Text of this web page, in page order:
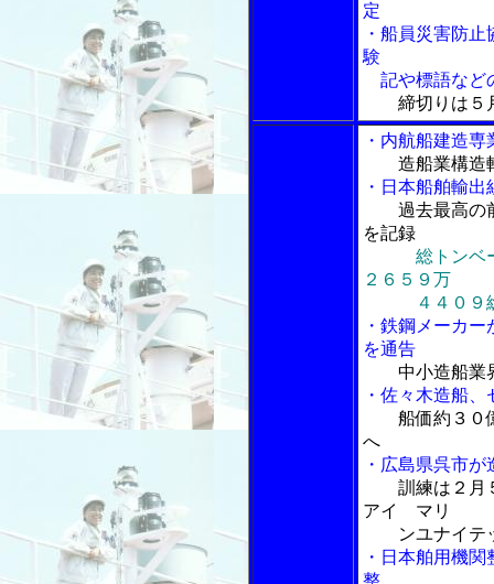
定
・船員災害防
験
記や標語など
締切りは５
・内航船建造
造船業構造
・日本船舶輸
過去最高の
を記録
総トンベ
２６５９万
４４０９総
・鉄鋼メーカ
を通告
中小造船業
・佐々木造船
船価約３０
へ
・広島県呉市
訓練は２月
アイ マリ
ンユナイテッ
・日本舶用機
整